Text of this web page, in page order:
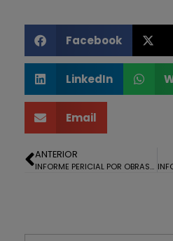
Facebook
LinkedIn
Email
ANTERIOR
INFORME PERICIAL POR OBRAS REALIZADAS EN UN CUARTO DE BAÑO